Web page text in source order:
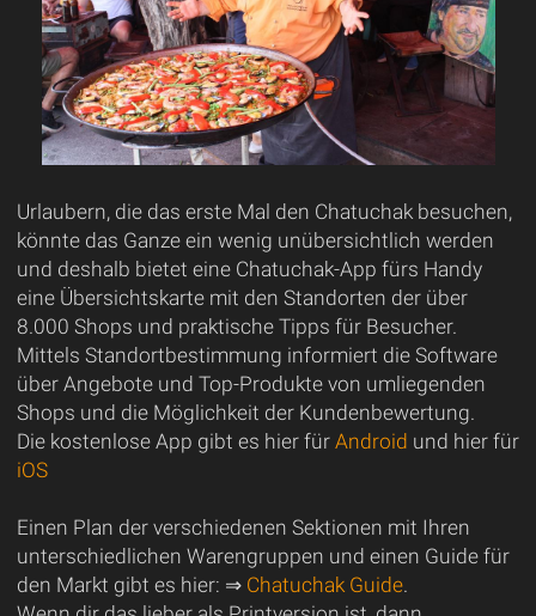
Urlaubern, die das erste Mal den Chatuchak besuchen,
könnte das Ganze ein wenig unübersichtlich werden
und deshalb bietet eine Chatuchak-App fürs Handy
eine Übersichtskarte mit den Standorten der über
8.000 Shops und praktische Tipps für Besucher.
Mittels Standortbestimmung informiert die Software
über Angebote und Top-Produkte von umliegenden
Shops und die Möglichkeit der Kundenbewertung.
Die kostenlose App gibt es hier für Android und hier für
iOS
Einen Plan der verschiedenen Sektionen mit Ihren
unterschiedlichen Warengruppen und einen Guide für
den Markt gibt es hier: ⇒Chatuchak Guide.